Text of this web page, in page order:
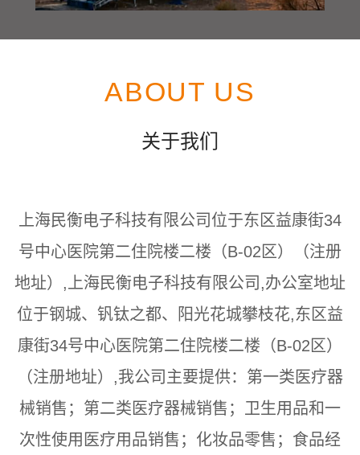
ABOUT US
关于我们
上海民衡电子科技有限公司位于东区益康街34
号中心医院第二住院楼二楼（B-02区）（注册
地址）,上海民衡电子科技有限公司,办公室地址
位于钢城、钒钛之都、阳光花城攀枝花,东区益
康街34号中心医院第二住院楼二楼（B-02区）
（注册地址）,我公司主要提供：第一类医疗器
械销售；第二类医疗器械销售；卫生用品和一
次性使用医疗用品销售；化妆品零售；食品经